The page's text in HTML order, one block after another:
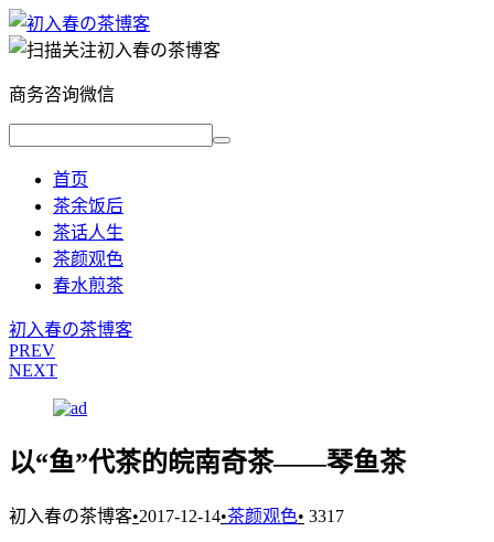
商务咨询微信
首页
茶余饭后
茶话人生
茶颜观色
春水煎茶
初入春の茶博客
PREV
NEXT
以“鱼”代茶的皖南奇茶——琴鱼茶
初入春の茶博客•2017-12-14•茶颜观色• 3317